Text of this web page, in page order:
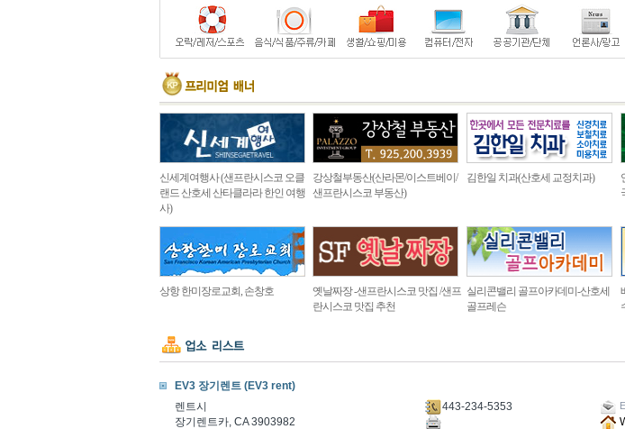
신세계여행사 (샌프란시스코 오클
랜드 산호세 산타클라라 한인 여행
사)
강상철부동산(산라몬/이스트베이/
샌프란시스코 부동산)
김한일 치과(산호세 교정치과)
상항 한미장로교회, 손창호
옛날짜장 -샌프란시스코 맛집 /샌프
란시스코 맛집 추천
실리콘밸리 골프아카데미-산호세
골프레슨
EV3 장기렌트 (EV3 rent)
렌트시
장기렌트카, CA 3903982
443-234-5353